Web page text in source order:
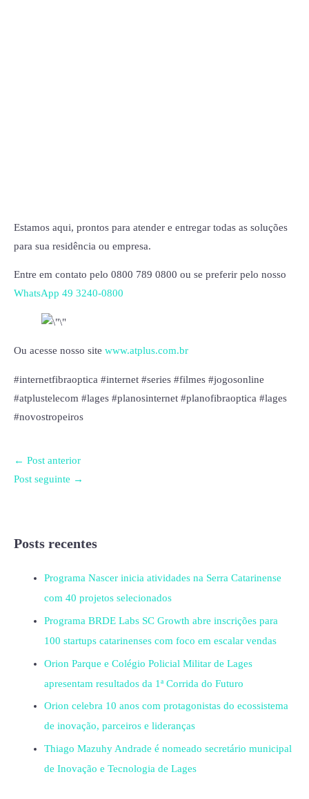
Estamos aqui, prontos para atender e entregar todas as soluções
para sua residência ou empresa.
Entre em contato pelo 0800 789 0800 ou se preferir pelo nosso
WhatsApp 49 3240-0800
Ou acesse nosso site www.atplus.com.br
#internetfibraoptica #internet #series #filmes #jogosonline
#atplustelecom #lages #planosinternet #planofibraoptica #lages
#novostropeiros
← Post anterior
Post seguinte →
Posts recentes
Programa Nascer inicia atividades na Serra Catarinense
com 40 projetos selecionados
Programa BRDE Labs SC Growth abre inscrições para
100 startups catarinenses com foco em escalar vendas
Orion Parque e Colégio Policial Militar de Lages
apresentam resultados da 1ª Corrida do Futuro
Orion celebra 10 anos com protagonistas do ecossistema
de inovação, parceiros e lideranças
Thiago Mazuhy Andrade é nomeado secretário municipal
de Inovação e Tecnologia de Lages